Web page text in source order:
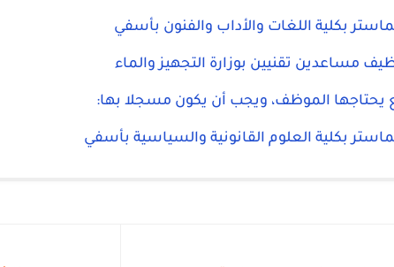
بكلية اللغات والأداب والفنون بأسفي
مساعدين تقنيين بوزارة التجهيز والماء
بكلية العلوم القانونية والسياسية بأسفي